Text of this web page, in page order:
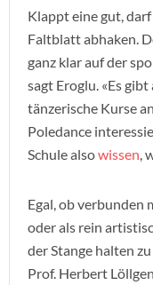
Klappt eine gut,
Faltblatt abhaken.
ganz klar auf der
sagt Eroglu. «Es
tänzerische Kurse
Poledance
Schule alsowissen,
Egal, ob verbunden
oder als rein
der Stange halten
Prof. Herbert